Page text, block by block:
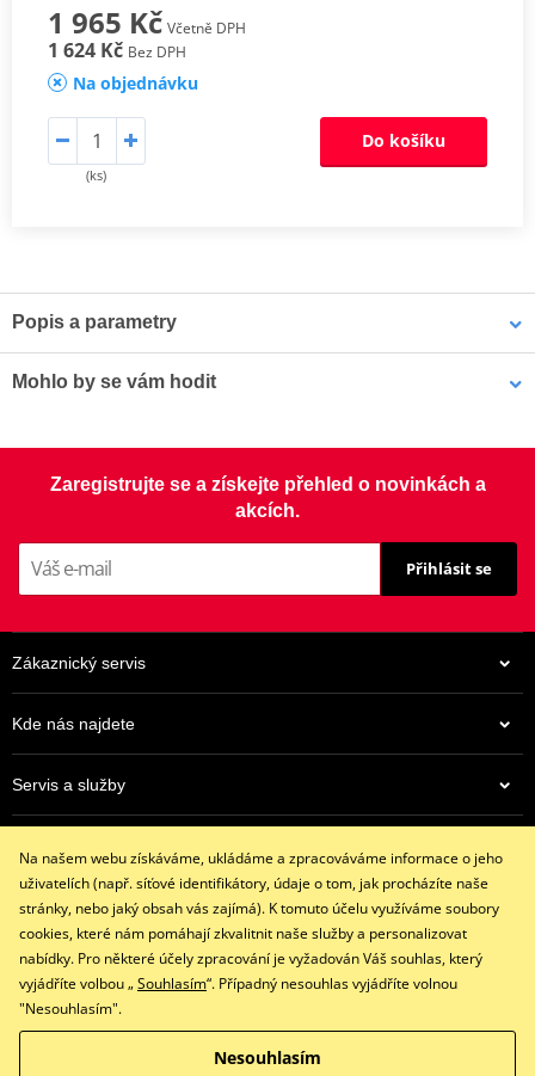
1 965 Kč Včetně DPH
1 624 Kč Bez DPH
Na objednávku
(ks)
Do košíku
Popis a parametry
tepla, zabrání vypalování a tvoření sklovitého povrchu a mají lepší
Mohlo by se vám hodit
962 Kč
Na centrálním skladu v ČR
Zaregistrujte se a získejte přehled o novinkách a
akcích.
Přihlásit se
Zákaznický servis
Kde nás najdete
Servis a služby
+420 602 341 855
restaracing@email.cz
9:00 - 16:00 hod.
Facebook
Copyright © 2026 www.restaracing.cz
Na našem webu získáváme, ukládáme a zpracováváme informace o jeho
uživatelích (např. síťové identifikátory, údaje o tom, jak procházíte naše
stránky, nebo jaký obsah vás zajímá). K tomuto účelu využíváme soubory
cookies, které nám pomáhají zkvalitnit naše služby a personalizovat
nabídky. Pro některé účely zpracování je vyžadován Váš souhlas, který
vyjádříte volbou „Souhlasím“. Případný nesouhlas vyjádříte volnou
"Nesouhlasím".
Nesouhlasím